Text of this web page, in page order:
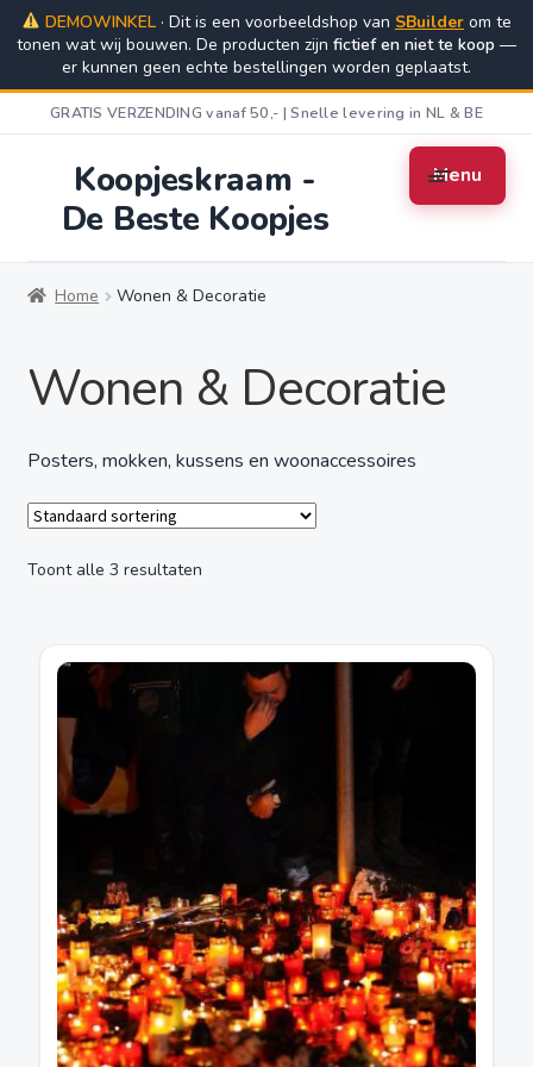
DEMOWINKEL· Dit is een voorbeeldshop van SBuilderom te
tonen wat wij bouwen. De producten zijn fictief en niet te koop —
er kunnen geen echte bestellingen worden geplaatst.
GRATIS VERZENDING vanaf 50,- | Snelle levering in NL & BE
Ga
door
naar
navigatie
Ga
naar
de
inhoud
Koopjeskraam -
De Beste Koopjes
Menu
Home Algemene Voorwaarden
Home Wonen & Decoratie
Wonen & Decoratie
Posters, mokken, kussens en woonaccessoires
Toont alle 3 resultaten